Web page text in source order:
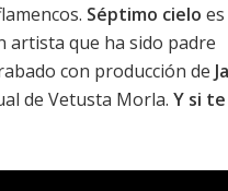
Séptimo cielo
artista que ha sido padre
con producción de
de Vetusta Morla. Y si